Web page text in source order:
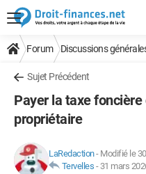
Forum Discussions
Sujet Précédent
Payer la taxe
propriétaire
LaRedaction- Modifié le
Tervelles - 31 mars